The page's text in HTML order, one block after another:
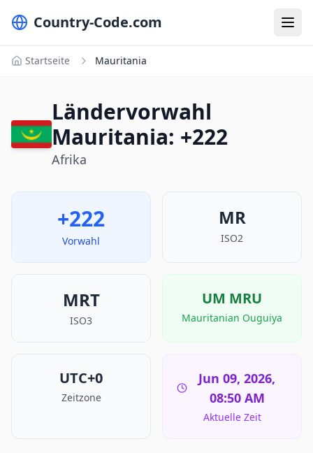
Country-Code.com
Startseite Mauritania
Ländervorwahl
Mauritania: +222
Afrika
+222
Vorwahl
MR
ISO2
MRT
ISO3
UM MRU
Mauritanian Ouguiya
UTC+0
Zeitzone
Jun 09, 2026,
08:50 AM
Aktuelle Zeit